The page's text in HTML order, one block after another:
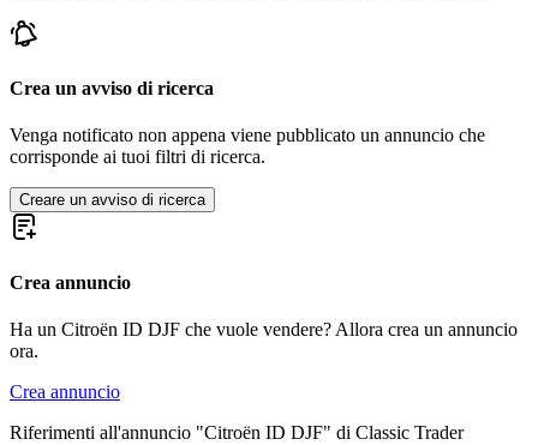
Citroën BX
Citroën DS
Citroën Dyane
Citroën Méhari
Citroën SM
Citroën Tipo H
Crea un avviso di ricerca
Venga notificato non appena viene pubblicato un annuncio che
corrisponde ai tuoi filtri di ricerca.
Creare un avviso di ricerca
Crea annuncio
Ha un Citroën ID DJF che vuole vendere? Allora crea un annuncio
ora.
Crea annuncio
Riferimenti all'annuncio "Citroën ID DJF" di Classic Trader